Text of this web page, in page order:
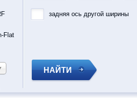
Flat
задняя ось другой ширины
НАЙТИ